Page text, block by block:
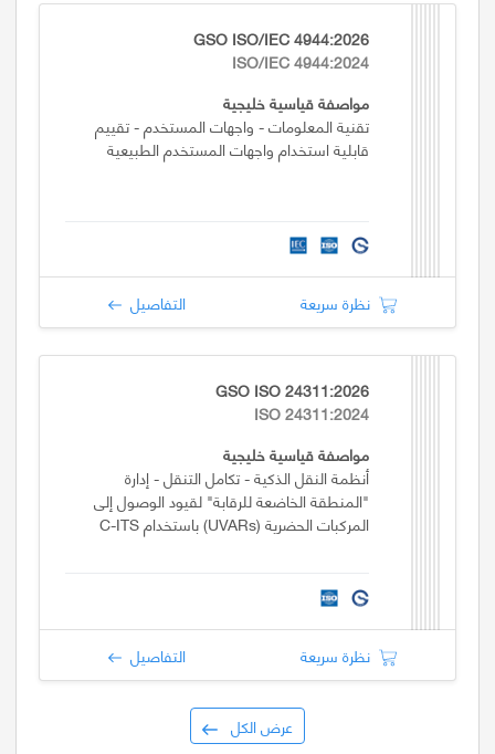
GSO ISO/IEC 4944:2026
ISO/IEC 4944:2024
مواصفة قياسية خليجية
تقنية المعلومات - واجهات المستخدم - تقييم
قابلية استخدام واجهات المستخدم الطبيعية
نظرة سريعة التفاصيل
GSO ISO 24311:2026
ISO 24311:2024
مواصفة قياسية خليجية
أنظمة النقل الذكية - تكامل التنقل - إدارة
"المنطقة الخاضعة للرقابة" لقيود الوصول إلى
المركبات الحضرية (UVARs) باستخدام C-ITS
نظرة سريعة التفاصيل
عرض الكل